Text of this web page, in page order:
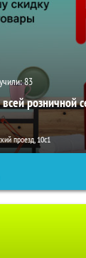
83
розничной
проезд, 10с1